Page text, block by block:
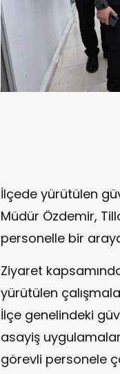
İlçede yürütülen
Müdür Özdemir,
personelle bir
Ziyaret
yürütülen
İlçe genelindeki
asayiş
görevli personele